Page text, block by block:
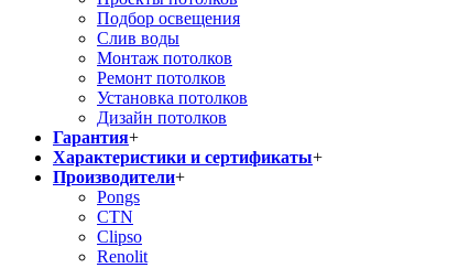
Подбор освещения
Слив воды
Монтаж потолков
Ремонт потолков
Установка потолков
Дизайн потолков
Гарантия+
Характеристики и сертификаты+
Производители+
Pongs
CTN
Clipso
Renolit